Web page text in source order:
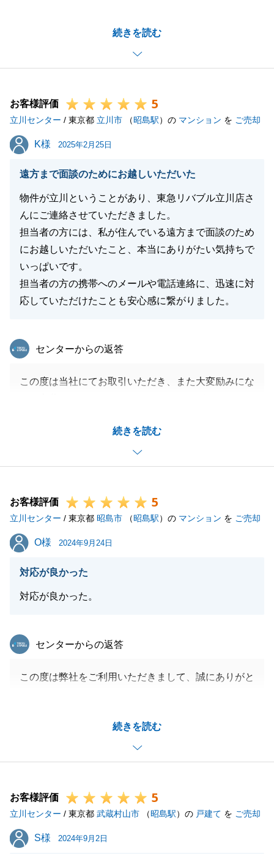
続きを読む
たため、お客様を探すことが難しかったのですが、最
終的には条件に当てはまるお客様と無事ご契約がで
き、大変うれしく思います。
ておりますので何かご質問等ございましたらお気軽に
ご連絡ください。
今度ともよろしくお願いいたします。
お客様評価 5
立川センター / 東京都 立川市 （昭島駅）の マンション を ご売却
K様
K様 2025年2月25日
遠方まで面談のためにお越しいただいた
物件が立川ということがあり、東急リバブル立川店さ
んにご連絡させていただきました。
担当者の方には、私が住んでいる遠方まで面談のため
にお越しいただいたこと、本当にありがたい気持ちで
いっぱいです。
担当者の方の携帯へのメールや電話連絡に、迅速に対
応していただけたことも安心感に繋がりました。
続きを読む
東急リバブル
センターからの返答
この度は当社にてお取引いただき、また大変励みにな
伝いでき大変光栄でございます。
ご契約やご決済の準備の際は、ご多用のところ快くご
対応いただきまして、ありがとうございました。
絡いただければと存じます。
何卒よろしくお願いいたします。
お客様評価 5
立川センター / 東京都 昭島市 （昭島駅）の マンション を ご売却
O様
O様 2024年9月24日
対応が良かった
対応が良かった。
続きを読む
東急リバブル
センターからの返答
この度は弊社をご利用いただきまして、誠にありがと
より感謝申し上げます。
お取引を通じ、微力ながらお役に立てたことを嬉しく
思っております。
ますと幸いです。
引き続き宜しくお願い申し上げます。
お客様評価 5
立川センター / 東京都 武蔵村山市 （昭島駅）の 戸建て を ご売却
S様
S様 2024年9月2日